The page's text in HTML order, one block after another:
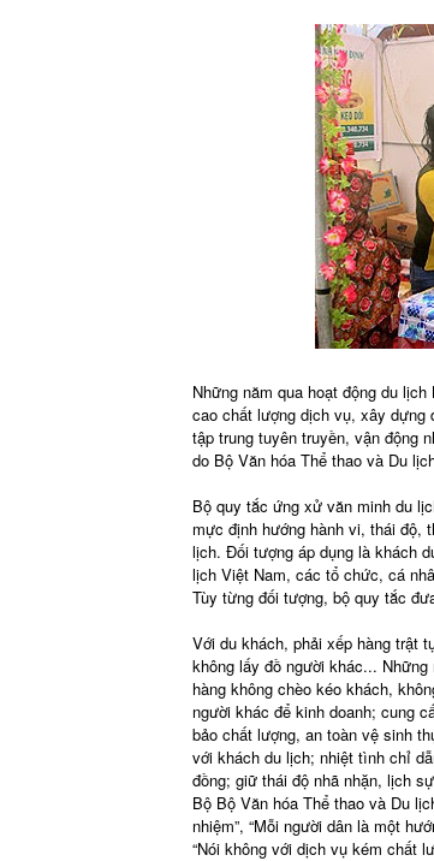
Những năm qua hoạt động du
cao chất lượng dịch vụ, xây dựng
tập trung tuyên truyền, vận động
do Bộ Văn hóa Thể thao và Du
Bộ quy tắc ứng xử văn minh du
mực định hướng hành vi, thái độ,
lịch. Đối tượng áp dụng là khách
lịch Việt Nam, các tổ chức, cá
Tùy từng đối tượng, bộ quy tắc
Với du khách, phải xếp hàng trật
không lấy đồ người khác...
hàng không chèo kéo khách,
người khác để kinh doanh; cung
bảo chất lượng, an toàn vệ sinh
với khách du lịch; nhiệt tình chỉ
đồng; giữ thái độ nhã nhặn, lịch
Bộ Bộ Văn hóa Thể thao và Du
nhiệm”, “Mỗi người dân là một
“Nói không với dịch vụ kém chất